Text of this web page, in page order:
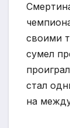
своими
сумел
стал
на